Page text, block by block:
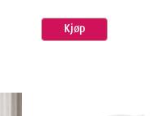
Kjøp